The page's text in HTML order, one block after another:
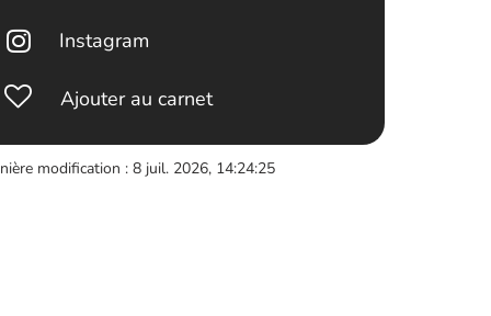
Instagram
Ajouter au carnet
modification : 8 juil. 2026, 14:24:25